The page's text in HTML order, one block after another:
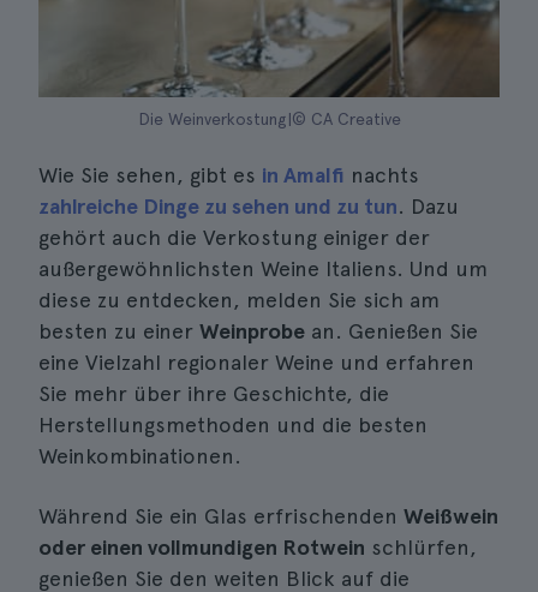
Die Weinverkostung|© CA Creative
Wie Sie sehen, gibt es in Amalfi nachts
zahlreiche Dinge zu sehen und zu tun. Dazu
gehört auch die Verkostung einiger der
außergewöhnlichsten Weine Italiens. Und um
diese zu entdecken, melden Sie sich am
besten zu einer Weinprobe an. Genießen Sie
eine Vielzahl regionaler Weine und erfahren
Sie mehr über ihre Geschichte, die
Herstellungsmethoden und die besten
Weinkombinationen.
Während Sie ein Glas erfrischenden Weißwein
oder einen vollmundigen Rotwein schlürfen,
genießen Sie den weiten Blick auf die